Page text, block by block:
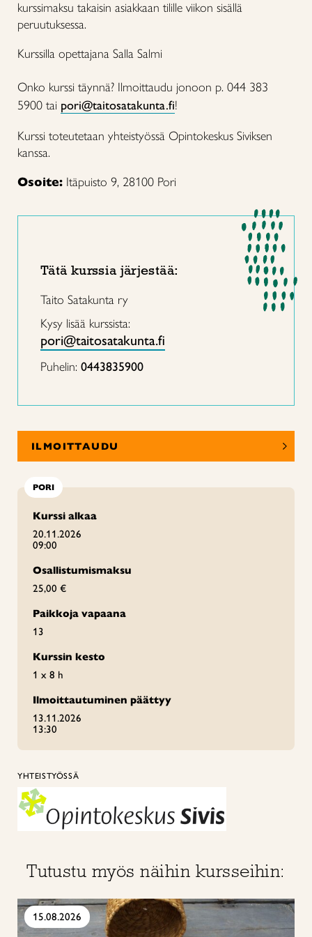
kurssimaksu takaisin asiakkaan tilille viikon sisällä
peruutuksessa.
Kurssilla opettajana Salla Salmi
Onko kurssi täynnä? Ilmoittaudu jonoon p. 044 383
5900 tai pori@taitosatakunta.fi!
Kurssi toteutetaan yhteistyössä Opintokeskus Siviksen
kanssa.
Osoite: Itäpuisto 9, 28100 Pori
Tätä kurssia järjestää:
Taito Satakunta ry
Kysy lisää kurssista:
pori@taitosatakunta.fi
Puhelin: 0443835900
ILMOITTAUDU
PORI
Kurssi alkaa
20.11.2026
09:00
Osallistumismaksu
25,00 €
Paikkoja vapaana
13
Kurssin kesto
1 x 8 h
Ilmoittautuminen päättyy
13.11.2026
13:30
YHTEISTYÖSSÄ
Tutustu myös näihin kursseihin:
15.08.2026